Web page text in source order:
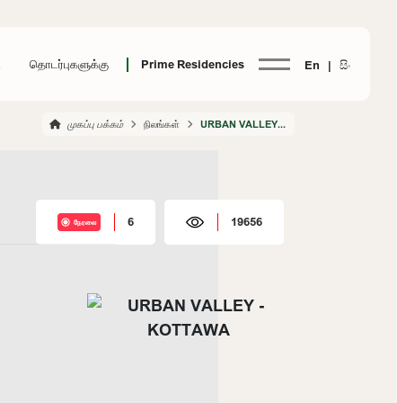
தொடர்புகளுக்கு Prime Residencies En | සිං
முகப்பு பக்கம் நிலங்கள் URBAN VALLEY KOTTAWA
நேரலை 6 19656